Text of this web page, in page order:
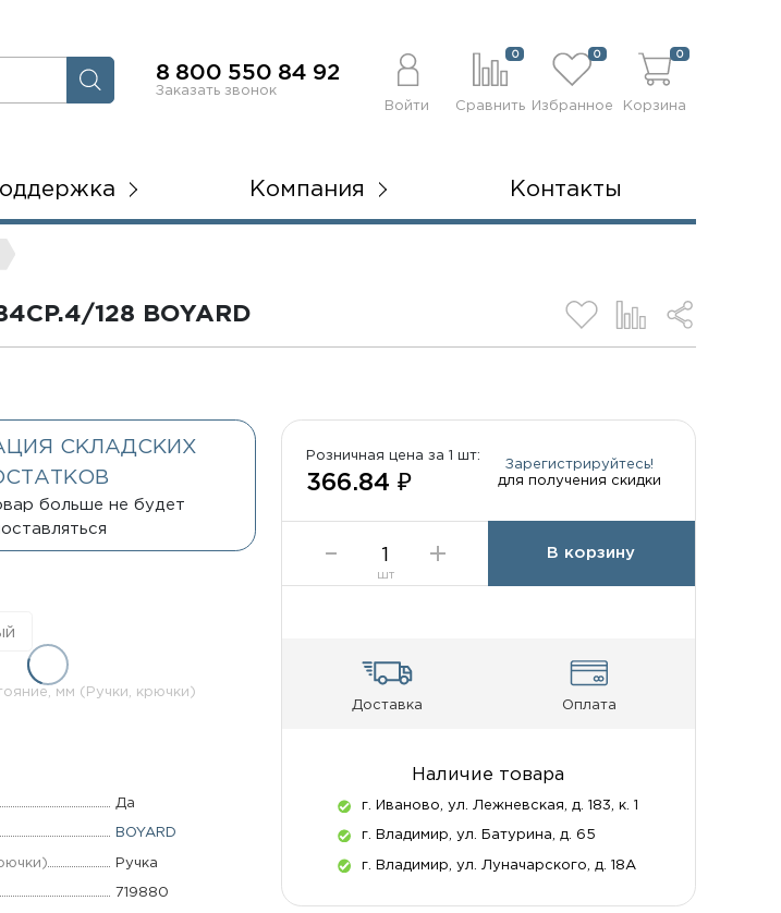
8 800 550 84 92
Заказать звонок
Войти
0
Сравнить
0
Избранное
0
Корзина
Компания Контакты
128 BOYARD
СКЛАДСКИХ
больше не будет
мм (Ручки, крючки)
Да
BOYARD
Ручка
719880
Розничная цена за 1 шт:
366.84 ₽
Зарегистрируйтесь!
для получения скидки
шт
В корзину
Доставка Оплата
Наличие товара
г. Иваново, ул. Лежневская, д. 183, к. 1
г. Владимир, ул. Батурина, д. 65
г. Владимир, ул. Луначарского, д. 18А